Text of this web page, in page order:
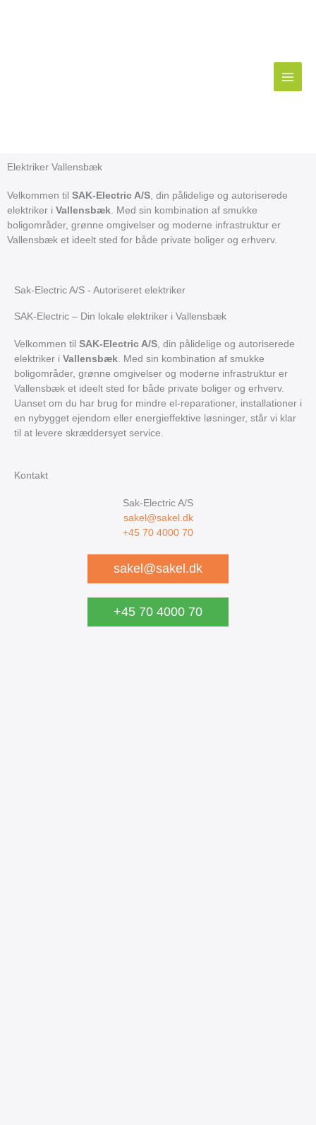
Elektriker Vallensbæk
Velkommen til SAK-Electric A/S, din pålidelige og autoriserede
elektriker i Vallensbæk. Med sin kombination af smukke
boligområder, grønne omgivelser og moderne infrastruktur er
Vallensbæk et ideelt sted for både private boliger og erhverv.
Sak-Electric A/S - Autoriseret elektriker
SAK-Electric – Din lokale elektriker i Vallensbæk
Velkommen til SAK-Electric A/S, din pålidelige og autoriserede
elektriker i Vallensbæk. Med sin kombination af smukke
boligområder, grønne omgivelser og moderne infrastruktur er
Vallensbæk et ideelt sted for både private boliger og erhverv.
Uanset om du har brug for mindre el-reparationer, installationer i
en nybygget ejendom eller energieffektive løsninger, står vi klar
til at levere skræddersyet service.
Kontakt
Sak-Electric A/S
sakel@sakel.dk
+45 70 4000 70
sakel@sakel.dk
+45 70 4000 70